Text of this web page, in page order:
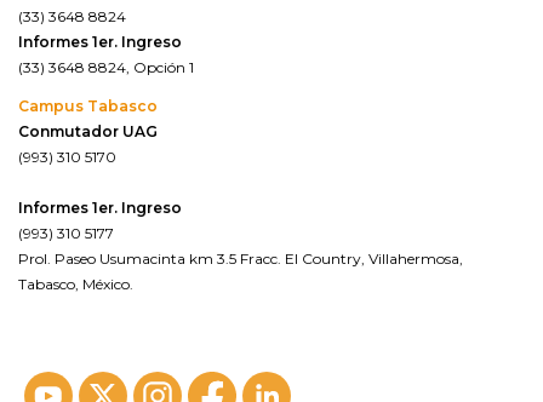
(33) 3648 8824
Informes 1er. Ingreso
(33) 3648 8824, Opción 1
Campus Tabasco
Conmutador UAG
(993) 310 5170
Informes 1er. Ingreso
(993) 310 5177
Prol. Paseo Usumacinta km 3.5 Fracc. El Country, Villahermosa,
Tabasco, México.